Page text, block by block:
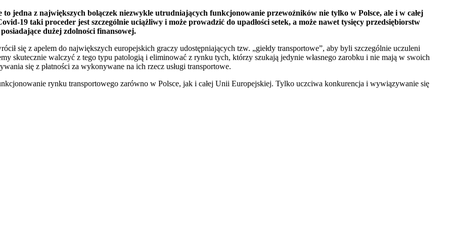
jedna z największych bolączek niezwykle utrudniających funkcjonowanie przewoźników nie tylko w Polsce, ale i w całej
19 taki proceder jest szczególnie uciążliwy i może prowadzić do upadłości setek, a może nawet tysięcy przedsiębiorstw
dużej zdolności finansowej.
się z apelem do największych europejskich graczy udostępniających tzw. „giełdy transportowe”, aby byli szczególnie uczuleni
skutecznie walczyć z tego typu patologią i eliminować z rynku tych, którzy szukają jedynie własnego zarobku i nie mają w swoich
się z płatności za wykonywane na ich rzecz usługi transportowe.
rynku transportowego zarówno w Polsce, jak i całej Unii Europejskiej. Tylko uczciwa konkurencja i wywiązywanie się